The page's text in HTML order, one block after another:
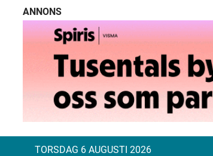
ANNONS
TORSDAG 6 AUGUSTI 2026